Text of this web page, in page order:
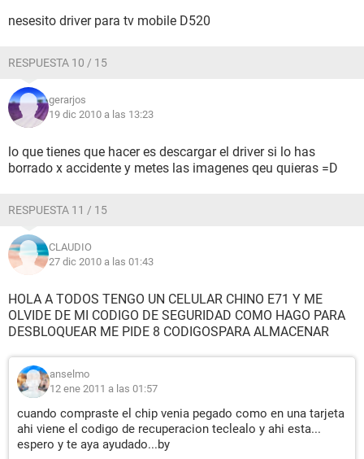
nesesito driver para tv mobile D520
RESPUESTA 10 / 15
gerarjos
19 dic 2010 a las 13:23
lo que tienes que hacer es descargar el driver si lo has
borrado x accidente y metes las imagenes qeu quieras =D
RESPUESTA 11 / 15
CLAUDIO
27 dic 2010 a las 01:43
HOLA A TODOS TENGO UN CELULAR CHINO E71 Y ME
OLVIDE DE MI CODIGO DE SEGURIDAD COMO HAGO PARA
DESBLOQUEAR ME PIDE 8 CODIGOSPARA ALMACENAR
anselmo
12 ene 2011 a las 01:57
cuando compraste el chip venia pegado como en una tarjeta
ahi viene el codigo de recuperacion teclealo y ahi esta...
espero y te aya ayudado...by